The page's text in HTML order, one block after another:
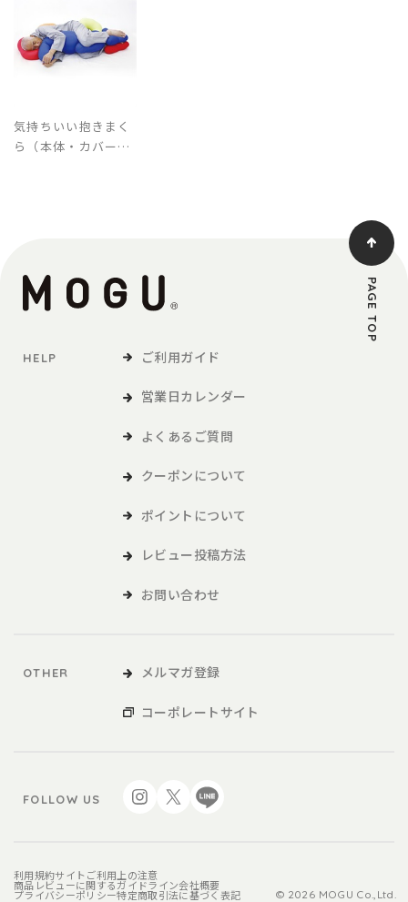
気持ちいい抱きまく
ら（本体・カバーセ
HELP ご利用ガイド
営業日カレンダー
よくあるご質問
クーポンについて
ポイントについて
レビュー投稿方法
お問い合わせ
OTHER メルマガ登録
コーポレートサイト
FOLLOW US
利用規約サイトご利用上の注意
商品レビューに関するガイドライン会社概要
プライバシーポリシー特定商取引法に基づく表記 © 2026 MOGU Co.,Ltd.
PAGE TOP